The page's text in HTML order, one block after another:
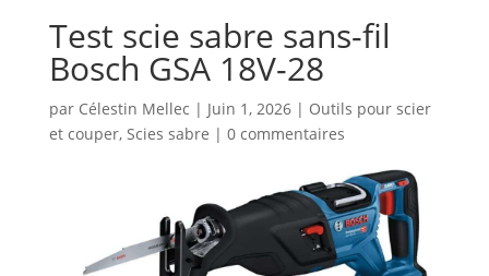
Test scie sabre sans-fil
Bosch GSA 18V-28
par Célestin Mellec | Juin 1, 2026| Outils pour scier
et couper, Scies sabre | 0 commentaires